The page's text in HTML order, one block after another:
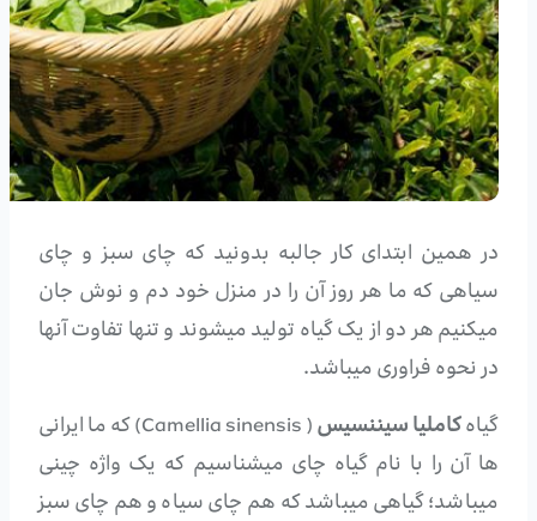
در همین ابتدای کار جالبه بدونید که چای سبز و چای
سیاهی که ما هر روز آن را در منزل خود دم و نوش جان
میکنیم هر دو از یک گیاه تولید میشوند و تنها تفاوت آنها
در نحوه فراوری میباشد.
گیاهکاملیا سیننسیس
( Camellia sinensis) که ما ایرانی
ها آن را با نام گیاه چای میشناسیم که یک واژه چینی
میباشد؛ گیاهی میباشد که هم چای سیاه و هم چای سبز